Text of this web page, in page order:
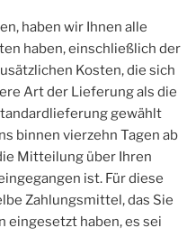
haben wir Ihnen alle
haben, einschließlich der
Kosten, die sich
Art der Lieferung als die
gewählt
binnen vierzehn Tagen ab
Mitteilung über Ihren
ist. Für diese
Zahlungsmittel, das Sie
eingesetzt haben, es sei